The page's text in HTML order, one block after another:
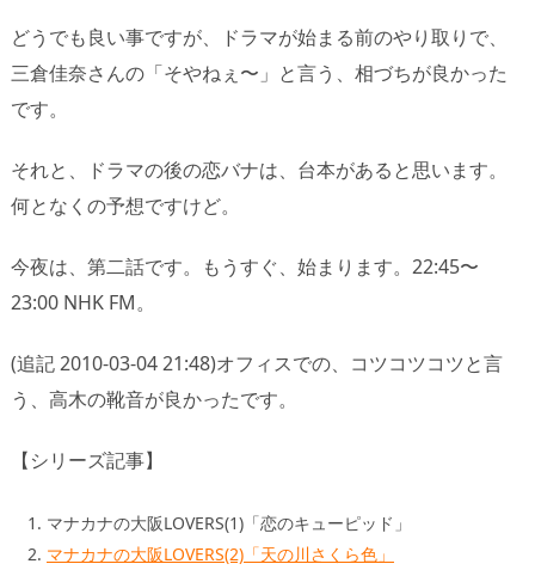
どうでも良い事ですが、ドラマが始まる前のやり取りで、
三倉佳奈さんの「そやねぇ〜」と言う、相づちが良かった
です。
それと、ドラマの後の恋バナは、台本があると思います。
何となくの予想ですけど。
今夜は、第二話です。もうすぐ、始まります。22:45〜
23:00 NHK FM。
(追記 2010-03-04 21:48)オフィスでの、コツコツコツと言
う、高木の靴音が良かったです。
【シリーズ記事】
マナカナの大阪LOVERS(1)「恋のキューピッド」
マナカナの大阪LOVERS(2)「天の川さくら色」